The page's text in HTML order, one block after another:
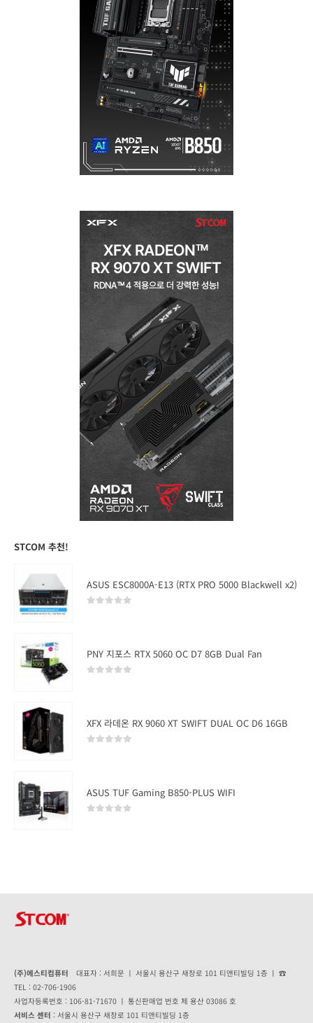
STCOM 추천!
ASUS ESC8000A-E13 (RTX PRO 5000 Blackwell x2)
PNY 지포스 RTX 5060 OC D7 8GB Dual Fan
XFX 라데온 RX 9060 XT SWIFT DUAL OC D6 16GB
ASUS TUF Gaming B850-PLUS WIFI
(주)에스티컴퓨터 대표자 : 서희문 ㅣ 서울시 용산구 새창로 101 티앤티빌딩 1층 ㅣ ☎
TEL : 02-706-1906
사업자등록번호 : 106-81-71670 ㅣ 통신판매업 번호 제 용산 03086 호
서비스 센터 : 서울시 용산구 새창로 101 티앤티빌딩 1층